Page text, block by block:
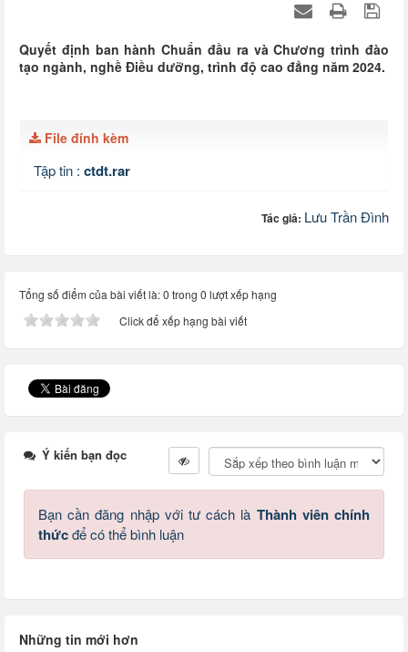
Quyết định ban hành Chuẩn đầu ra và Chương trình đào
tạo ngành, nghề Điều dưỡng, trình độ cao đẳng năm 2024.
File đính kèm
Tập tin : ctdt.rar
Tác giả: Lưu Trần Đình
Tổng số điểm của bài viết là: 0 trong 0 lượt xếp hạng
Click để xếp hạng bài viết
Ý kiến bạn đọc
Bạn cần đăng nhập với tư cách là Thành viên chính
thứcđể có thể bình luận
Những tin mới hơn